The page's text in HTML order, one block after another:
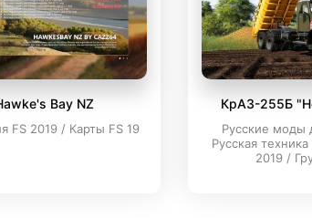
Bay NZ
FS 2019 / Карты FS 19
КрАЗ-255Б
Русские моды
Русская
2019 /